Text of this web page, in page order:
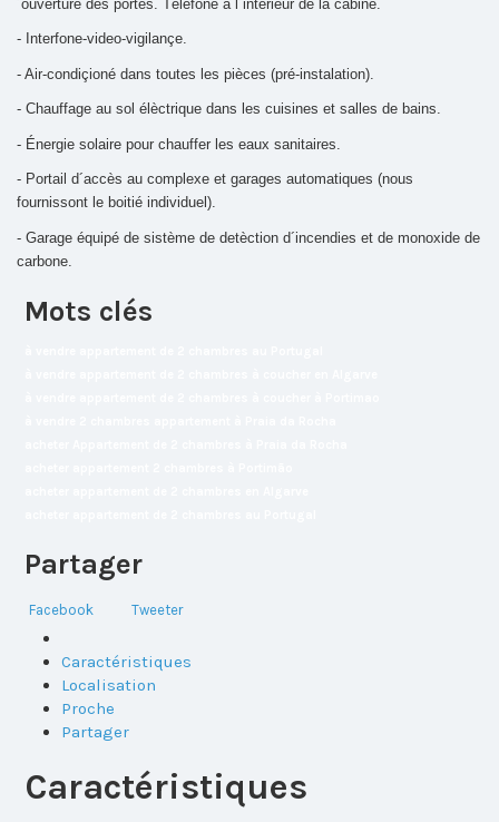
´ouverture des portes. Téléfone a l´intérieur de la cabine.
- Interfone-video-vigilançe.
- Air-condiçioné dans toutes les pièces (pré-instalation).
- Chauffage au sol élèctrique dans les cuisines et salles de bains.
- Énergie solaire pour chauffer les eaux sanitaires.
- Portail d´accès au complexe et garages automatiques (nous
fournissont le boitié individuel).
- Garage équipé de sistème de detèction d´incendies et de monoxide de
carbone.
Mots clés
Partager
Facebook Tweeter
Caractéristiques
Localisation
Proche
Partager
Caractéristiques